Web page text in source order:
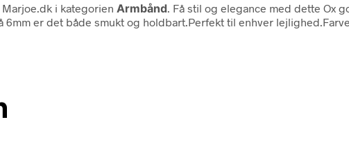
Marjoe.dk i kategorien Armbånd . Få stil og elegance med dette
er det både smukt og holdbart.Perfekt til enhver